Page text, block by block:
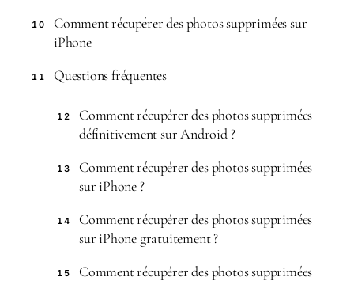
10
Comment récupérer des photos supprimées sur
iPhone
11 Questions fréquentes
12
Comment récupérer des photos supprimées
définitivement sur Android ?
13
Comment récupérer des photos supprimées
sur iPhone ?
14
Comment récupérer des photos supprimées
sur iPhone gratuitement ?
15
Comment récupérer des photos supprimées